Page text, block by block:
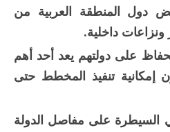
دول المنطقة العربية من
داخلية.
على دولتهم يعد أحد أهم
إمكانية تنفيذ المخطط حتى
السيطرة على مفاصل الدولة